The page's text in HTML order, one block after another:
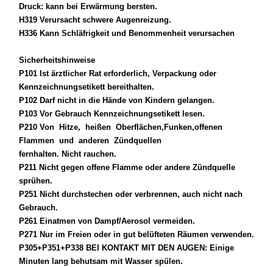
Druck: kann bei Erwärmung bersten.
H319 Verursacht schwere Augenreizung.
H336 Kann Schläfrigkeit und Benommenheit verursachen
Sicherheitshinweise
P101 Ist ärztlicher Rat erforderlich, Verpackung oder
Kennzeichnungsetikett bereithalten.
P102 Darf nicht in die Hände von Kindern gelangen.
P103 Vor Gebrauch Kennzeichnungsetikett lesen.
P210 Von Hitze, heißen Oberflächen,Funken,offenen
Flammen und anderen Zündquellen
fernhalten. Nicht rauchen.
P211 Nicht gegen offene Flamme oder andere Zündquelle
sprühen.
P251 Nicht durchstechen oder verbrennen, auch nicht nach
Gebrauch.
P261 Einatmen von Dampf/Aerosol vermeiden.
P271 Nur im Freien oder in gut belüfteten Räumen verwenden.
P305+P351+P338 BEI KONTAKT MIT DEN AUGEN: Einige
Minuten lang behutsam mit Wasser spülen.